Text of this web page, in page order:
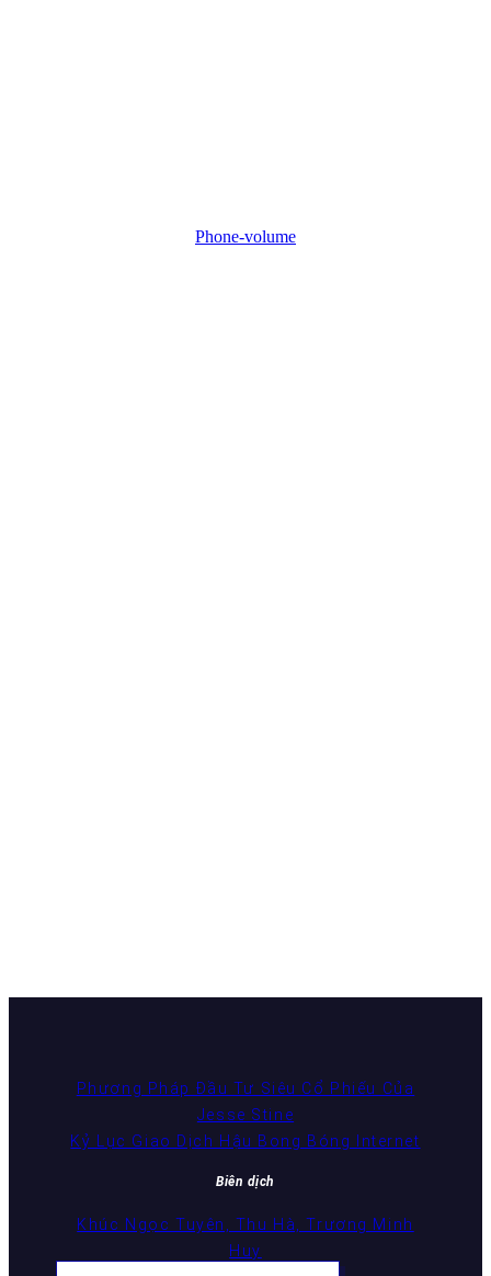
Phone-volume
Phương Pháp Đầu Tư Siêu Cổ Phiếu Của
Jesse Stine
Kỷ Lục Giao Dịch Hậu Bong Bóng Internet
Biên dịch
Khúc Ngọc Tuyên, Thu Hà, Trương Minh
Huy